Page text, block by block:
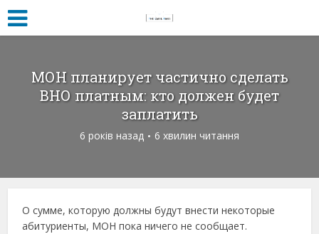
МОН планирует частично сделать
ВНО платным: кто должен будет
заплатить
6 років назад 6 хвилин читання
О сумме, которую должны будут внести некоторые
абитуриенты, МОН пока ничего не сообщает.